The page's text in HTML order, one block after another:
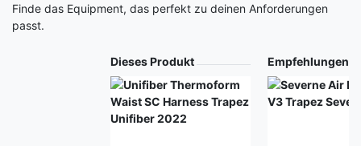
Finde das Equipment, das perfekt zu deinen Anforderungen
passt.
Dieses Produkt Empfehlungen